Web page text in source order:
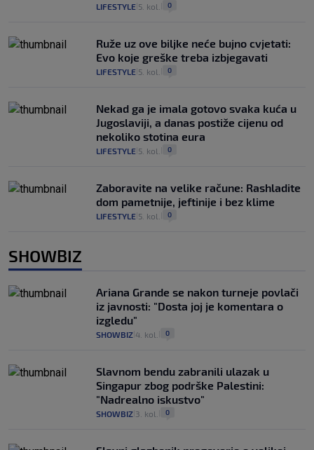
LIFESTYLE 5. kol. 0
Ruže uz ove biljke neće bujno cvjetati:
Evo koje greške treba izbjegavati
LIFESTYLE 5. kol. 0
Nekad ga je imala gotovo svaka kuća u
Jugoslaviji, a danas postiže cijenu od
nekoliko stotina eura
LIFESTYLE 5. kol. 0
Zaboravite na velike račune: Rashladite
dom pametnije, jeftinije i bez klime
LIFESTYLE 5. kol. 0
SHOWBIZ
Ariana Grande se nakon turneje povlači
iz javnosti: "Dosta joj je komentara o
izgledu"
SHOWBIZ 4. kol. 0
Slavnom bendu zabranili ulazak u
Singapur zbog podrške Palestini:
"Nadrealno iskustvo"
SHOWBIZ 3. kol. 0